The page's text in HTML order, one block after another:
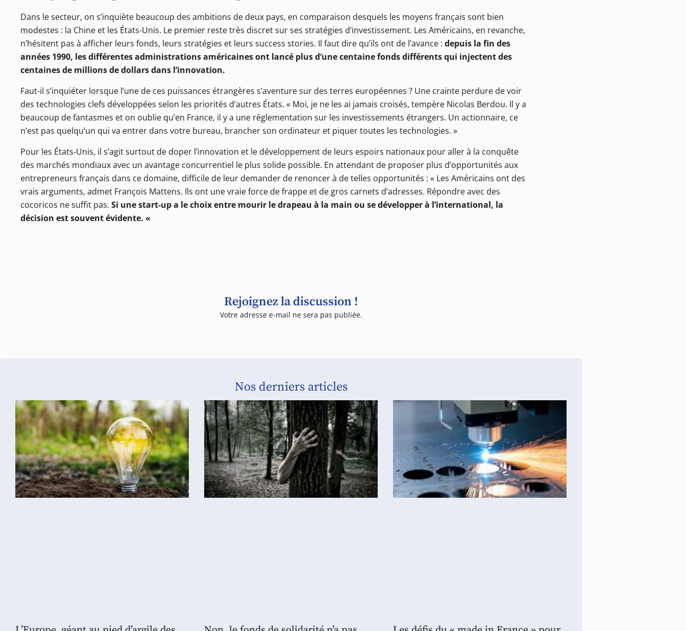
Dans le secteur, on s’inquiète beaucoup des ambitions de deux pays, en comparaison desquels les moyens français sont bien
modestes : la Chine et les États-Unis. Le premier reste très discret sur ses stratégies d’investissement. Les Américains, en revanche,
n’hésitent pas à afficher leurs fonds, leurs stratégies et leurs success stories. Il faut dire qu’ils ont de l’avance : depuis la fin des
années 1990, les différentes administrations américaines ont lancé plus d’une centaine fonds différents qui injectent des
centaines de millions de dollars dans l’innovation.
Faut-il s’inquiéter lorsque l’une de ces puissances étrangères s’aventure sur des terres européennes ? Une crainte perdure de voir
des technologies clefs développées selon les priorités d’autres États. « Moi, je ne les ai jamais croisés, tempère Nicolas Berdou. Il y a
beaucoup de fantasmes et on oublie qu’en France, il y a une réglementation sur les investissements étrangers. Un actionnaire, ce
n’est pas quelqu’un qui va entrer dans votre bureau, brancher son ordinateur et piquer toutes les technologies. »
Pour les États-Unis, il s’agit surtout de doper l’innovation et le développement de leurs espoirs nationaux pour aller à la conquête
des marchés mondiaux avec un avantage concurrentiel le plus solide possible. En attendant de proposer plus d’opportunités aux
entrepreneurs français dans ce domaine, difficile de leur demander de renoncer à de telles opportunités : « Les Américains ont des
vrais arguments, admet François Mattens. Ils ont une vraie force de frappe et de gros carnets d’adresses. Répondre avec des
cocoricos ne suffit pas. Si une start-up a le choix entre mourir le drapeau à la main ou se développer à l’international, la
décision est souvent évidente. «
Rejoignez la discussion !
Votre adresse e-mail ne sera pas publiée.
Nos derniers articles